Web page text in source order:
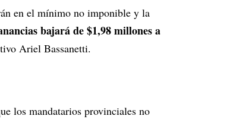
en el mínimo no imponible y la
bajará de $1,98 millones a
Ariel Bassanetti.
los mandatarios provinciales no